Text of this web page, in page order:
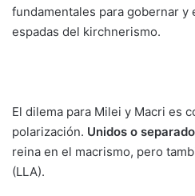
fundamentales para gobernar y
espadas del kirchnerismo.
El dilema para Milei y Macri es
polarización. Unidos o
reina en el macrismo, pero
(LLA).